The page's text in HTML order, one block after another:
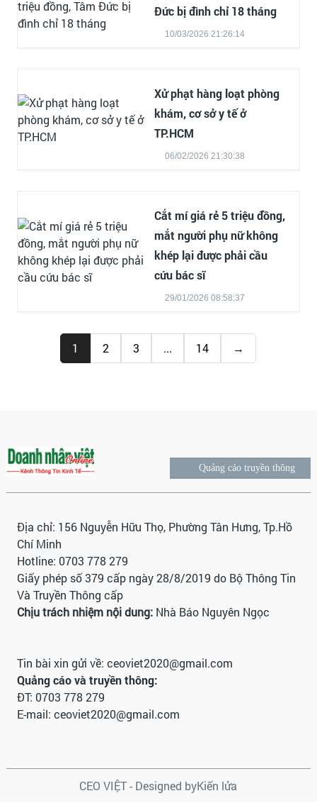
Đức bị đình chỉ 18 tháng
10/03/2026 21:26:14
Xử phạt hàng loạt phòng
khám, cơ sở y tế ở
TP.HCM
06/02/2026 21:30:38
Cắt mí giá rẻ 5 triệu đồng,
mắt người phụ nữ không
khép lại được phải cầu
cứu bác sĩ
29/01/2026 08:58:37
1 2 3 ... 14 →
Quảng cáo truyền thông
Địa chỉ: 156 Nguyễn Hữu Thọ, Phường Tân Hưng, Tp.Hồ
Chí Minh
Hotline: 0703 778 279
Giấy phép số 379 cấp ngày 28/8/2019 do Bộ Thông Tin
Và Truyền Thông cấp
Chịu trách nhiệm nội dung:Nhà Báo Nguyên Ngọc
Tin bài xin gửi về: ceoviet2020@gmail.com
Quảng cáo và truyền thông:
ĐT: 0703 778 279
E-mail: ceoviet2020@gmail.com
CEO VIỆT - Designed byKiến lửa